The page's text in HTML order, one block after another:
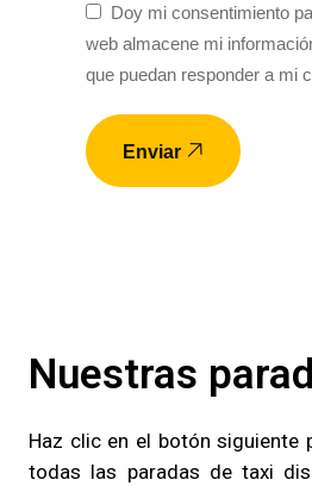
Doy mi consentimiento
web almacene mi
que puedan responder a mi
Enviar
Nuestras
Haz clic en el botón siguiente
todas las paradas de taxi